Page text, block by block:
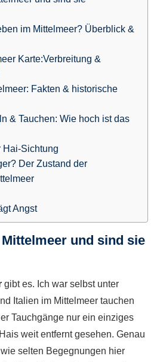
im Mittelmeer? Überblick &
Karte:Verbreitung &
Fakten & historische
& Tauchen: Wie hoch ist das
Hai-Sichtung
Der Zustand der
Angst
und sind sie
gibt es. Ich war selbst unter
Italien im Mittelmeer tauchen
Tauchgänge nur ein einziges
weit entfernt gesehen. Genau
selten Begegnungen hier